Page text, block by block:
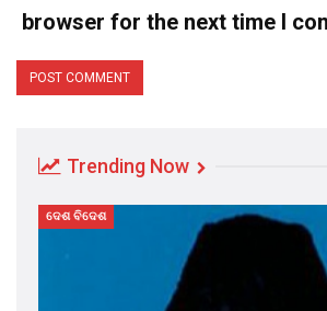
browser for the next time I
Trending Now
ଦେଶ ବିଦେଶ